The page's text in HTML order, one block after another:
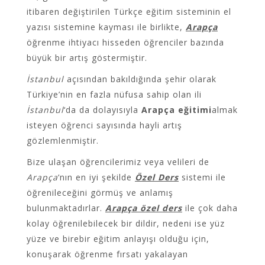
itibaren değiştirilen Türkçe eğitim sisteminin el
yazısı sistemine kayması ile birlikte, Arapça
öğrenme ihtiyacı hisseden öğrenciler bazında
büyük bir artış göstermiştir.
İstanbul açısından bakıldığında şehir olarak
Türkiye’nin en fazla nüfusa sahip olan ili
İstanbul‘da da dolayısıyla Arapça eğitimialmak
isteyen öğrenci sayısında hayli artış
gözlemlenmiştir.
Bize ulaşan öğrencilerimiz veya velileri de
Arapça‘nın en iyi şekilde Özel Ders sistemi ile
öğrenileceğini görmüş ve anlamış
bulunmaktadırlar. Arapça özel ders ile çok daha
kolay öğrenilebilecek bir dildir, nedeni ise yüz
yüze ve birebir eğitim anlayışı olduğu için,
konuşarak öğrenme fırsatı yakalayan